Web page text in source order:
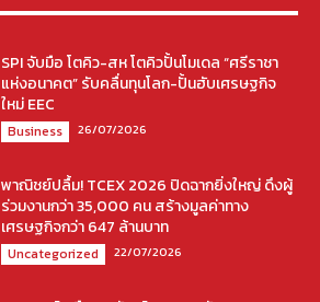
SPI จับมือ โตคิว-สห โตคิวปั้นโมเดล “ศรีราชา
แห่งอนาคต” รับคลื่นทุนโลก-ปั้นฮับเศรษฐกิจ
ใหม่ EEC
Business 26/07/2026
พาณิชย์ปลื้ม! TCEX 2026 ปิดฉากยิ่งใหญ่ ดึงผู้
ร่วมงานกว่า 35,000 คน สร้างมูลค่าทาง
เศรษฐกิจกว่า 647 ล้านบาท
Uncategorized 22/07/2026